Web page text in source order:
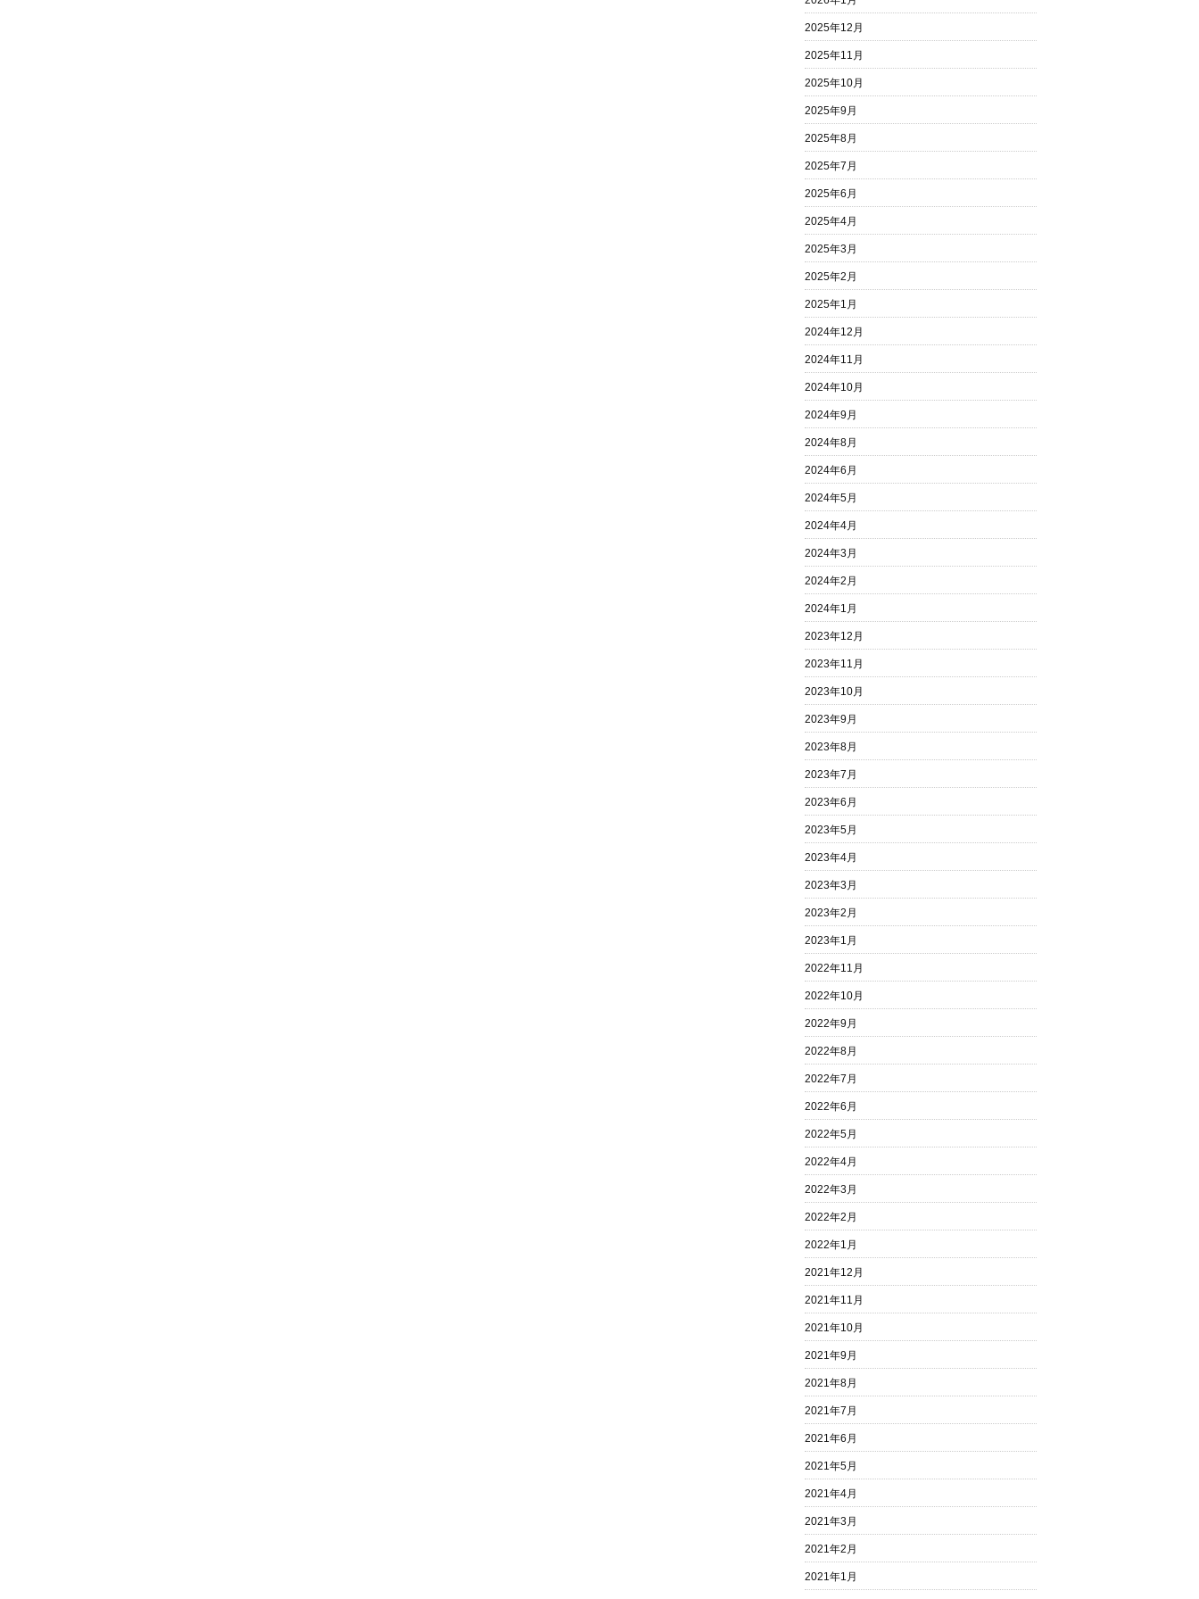
2025年12月
2025年11月
2025年10月
2025年9月
2025年8月
2025年7月
2025年6月
2025年4月
2025年3月
2025年2月
2025年1月
2024年12月
2024年11月
2024年10月
2024年9月
2024年8月
2024年6月
2024年5月
2024年4月
2024年3月
2024年2月
2024年1月
2023年12月
2023年11月
2023年10月
2023年9月
2023年8月
2023年7月
2023年6月
2023年5月
2023年4月
2023年3月
2023年2月
2023年1月
2022年11月
2022年10月
2022年9月
2022年8月
2022年7月
2022年6月
2022年5月
2022年4月
2022年3月
2022年2月
2022年1月
2021年12月
2021年11月
2021年10月
2021年9月
2021年8月
2021年7月
2021年6月
2021年5月
2021年4月
2021年3月
2021年2月
2021年1月